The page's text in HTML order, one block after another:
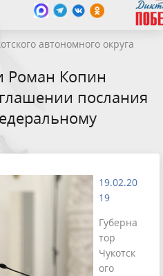
автономного округа
Роман Копин
послания
19.02.20
19
Губерна
тор
Чукотск
ого